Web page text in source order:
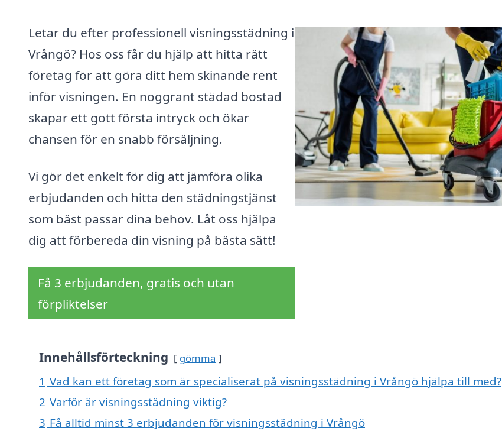
Letar du efter professionell visningsstädning i
Vrångö? Hos oss får du hjälp att hitta rätt
företag för att göra ditt hem skinande rent
inför visningen. En noggrant städad bostad
skapar ett gott första intryck och ökar
chansen för en snabb försäljning.
Vi gör det enkelt för dig att jämföra olika
erbjudanden och hitta den städningstjänst
som bäst passar dina behov. Låt oss hjälpa
dig att förbereda din visning på bästa sätt!
Få 3 erbjudanden, gratis och utan
förpliktelser
Innehållsförteckning gömma
1 Vad kan ett företag som är specialiserat på visningsstädning i Vrångö hjälpa till med?
2 Varför är visningsstädning viktig?
3 Få alltid minst 3 erbjudanden för visningsstädning i Vrångö